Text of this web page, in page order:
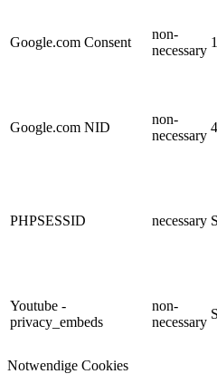
Google.com Consent
non-
necessary
Google.com NID
non-
necessary
PHPSESSID necessary
Youtube -
privacy_embeds
non-
necessary
Notwendige Cookies